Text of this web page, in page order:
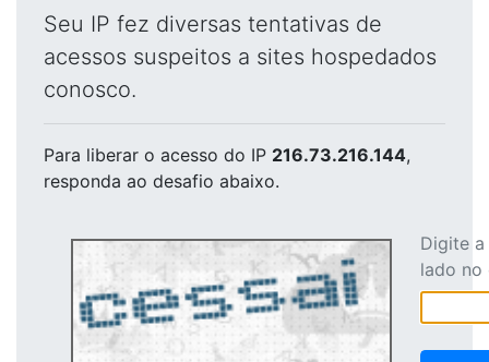
Seu IP fez diversas tentativas de
acessos suspeitos a sites hospedados
conosco.
Para liberar o acesso do IP 216.73.216.144,
responda ao desafio abaixo.
Digite
lado no